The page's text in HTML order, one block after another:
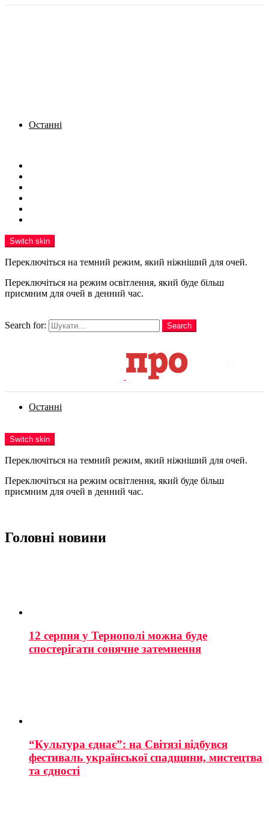
Останні
Switch skin
Переключіться на темний режим, який ніжніший для очей.
Переключіться на режим освітлення, який буде більш
приємним для очей в денний час.
Search for:
Search
Останні
Switch skin
Переключіться на темний режим, який ніжніший для очей.
Переключіться на режим освітлення, який буде більш
приємним для очей в денний час.
Головні новини
12 серпня у Тернополі можна буде
спостерігати сонячне затемнення
“Культура єднає”: на Світязі відбувся
фестиваль української спадщини, мистецтва
та єдності